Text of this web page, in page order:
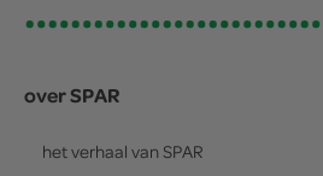
over SPAR
het verhaal van SPAR